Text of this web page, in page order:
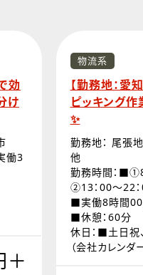
効
け
働3
＋
物流系
【勤務地：愛
ピッキング
✨
勤務地： 尾張
他
勤務時間：
②13：00～22
■実働8時間
■休憩：60分
休日：■土日祝
（会社カレンダ